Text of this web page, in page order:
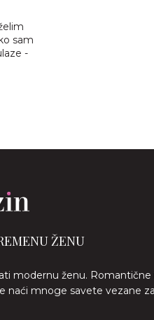
sam
-
ŽENU
modernu ženu. Romantične
naći mnoge savete vezane